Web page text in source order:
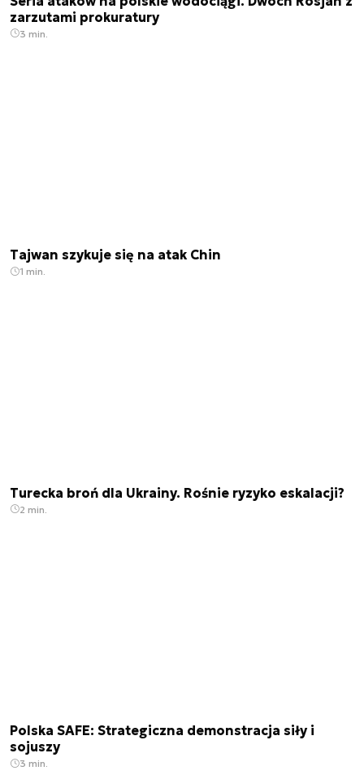
zarzutami prokuratury
3 min.
Tajwan szykuje się na atak Chin
1 min.
Turecka broń dla Ukrainy. Rośnie ryzyko eskalacji?
2 min.
Polska SAFE: Strategiczna demonstracja siły i
sojuszy
3 min.